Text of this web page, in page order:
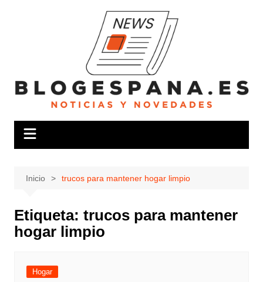
Inicio trucos para mantener hogar limpio
Etiqueta: trucos para mantener
hogar limpio
Hogar